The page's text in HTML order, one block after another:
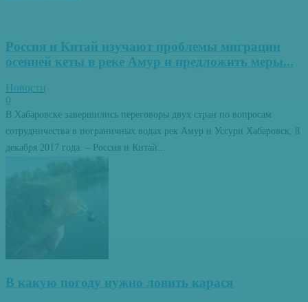
Россия и Китай изучают проблемы миграции
осенней кеты в реке Амур и предложить меры...
Новости
0
В Хабаровске завершились переговоры двух стран по вопросам
сотрудничества в пограничных водах рек Амур и Уссури Хабаровск, 8
декабря 2017 года. – Россия и Китай...
В какую погоду нужно ловить карася